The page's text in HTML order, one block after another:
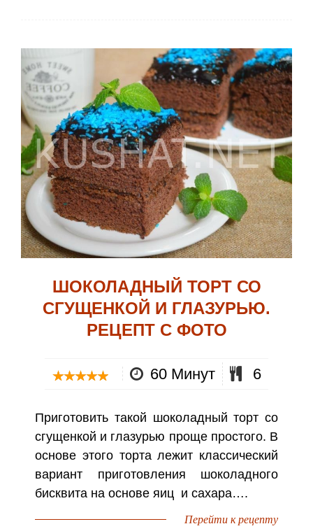
ШОКОЛАДНЫЙ ТОРТ СО
СГУЩЕНКОЙ И ГЛАЗУРЬЮ.
РЕЦЕПТ С ФОТО
60 Минут 6
Приготовить такой шоколадный торт со
сгущенкой и глазурью проще простого. В
основе этого торта лежит классический
вариант приготовления шоколадного
бисквита на основе яиц и сахара….
Перейти к рецепту